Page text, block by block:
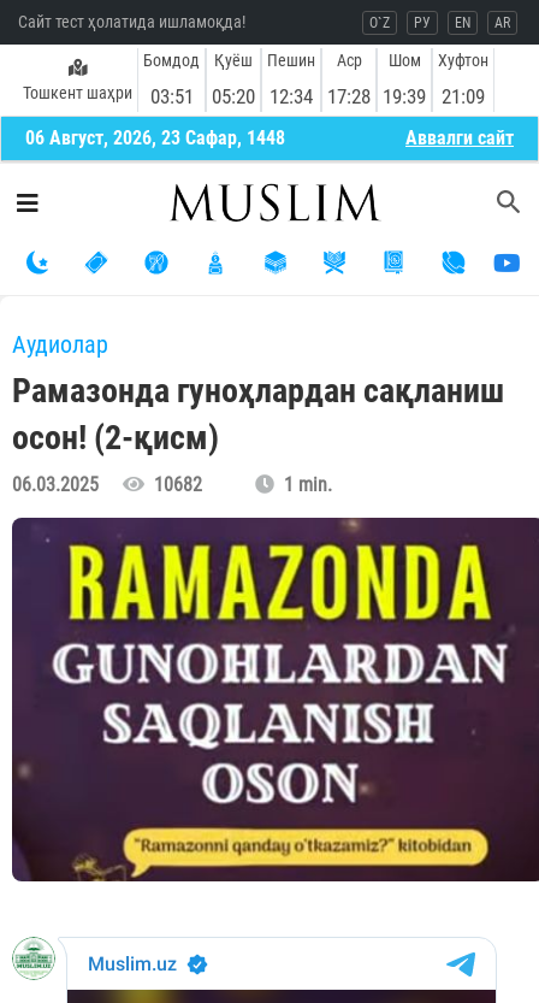
Сайт тест ҳолатида ишламоқда! O`Z РУ EN AR
Тошкент шаҳри
Бомдод
03:51
Қуёш
05:20
Пешин
12:34
Аср
17:28
Шом
19:39
Хуфтон
21:09
06 Август, 2026, 23 Сафар, 1448 Aввалги сайт
Aудиолар
Рамазонда гуноҳлардан сақланиш
осон! (2-қисм)
06.03.2025 10682 1 min.